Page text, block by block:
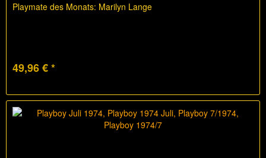
Playmate des Monats: Marilyn Lange
49,96 € *